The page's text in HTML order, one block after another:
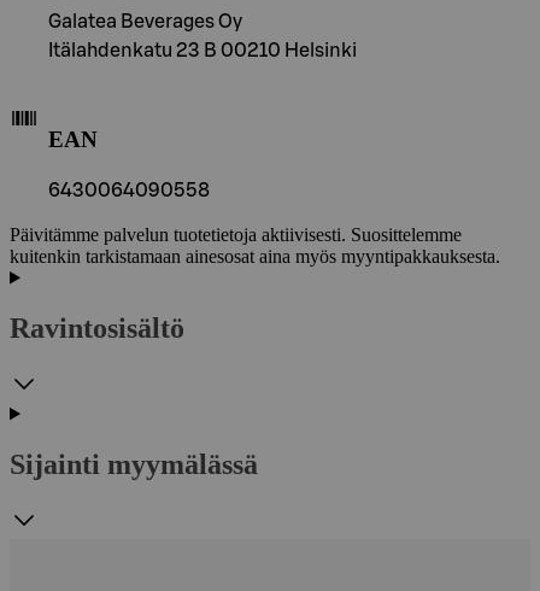
Galatea Beverages Oy
Itälahdenkatu 23 B 00210 Helsinki
EAN
6430064090558
Päivitämme palvelun tuotetietoja aktiivisesti. Suosittelemme
kuitenkin tarkistamaan ainesosat aina myös myyntipakkauksesta.
Ravintosisältö
Sijainti myymälässä